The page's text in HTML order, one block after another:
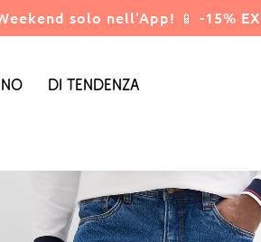
solo nell'App! 📱 -15%
Di tendenza